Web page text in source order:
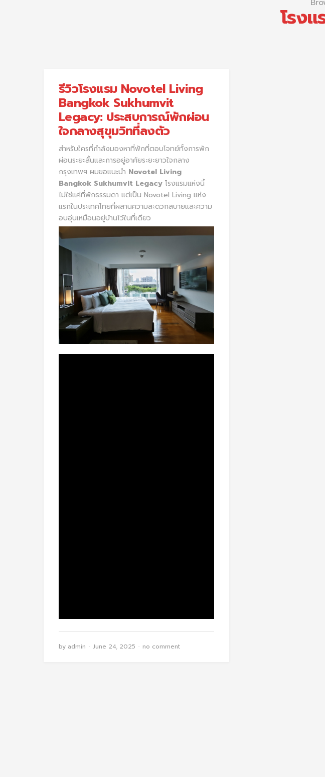
โรง
รีวิวโรงแรม Novotel Living
Bangkok Sukhumvit
Legacy: ประสบการณ์พักผ่อน
ใจกลางสุขุมวิทที่ลงตัว
สำหรับใครที่กำลังมองหาที่พักที่ตอบโจทย์ทั้งการพัก
ผ่อนระยะสั้นและการอยู่อาศัยระยะยาวใจกลาง
กรุงเทพฯ ผมขอแนะนำ Novotel Living
Bangkok Sukhumvit Legacy โรงแรมแห่งนี้
ไม่ใช่แค่ที่พักธรรมดา แต่เป็น Novotel Living แห่ง
แรกในประเทศไทยที่ผสานความสะดวกสบายและความ
อบอุ่นเหมือนอยู่บ้านไว้ในที่เดียว
by admin June 24, 2025 no comment